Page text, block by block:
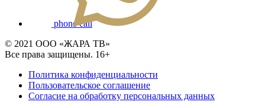
phone call
© 2021 ООО «ЖАРА ТВ»
Все права защищены. 16+
Политика конфиденциальности
Пользовательское соглашение
Согласие на обработку персональных данных